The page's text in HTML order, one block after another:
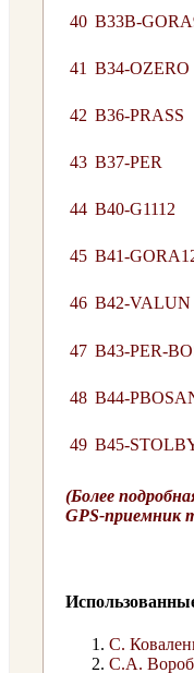
40 B33B-
41 B34-OZERO
42 B36-PRASS
43 B37-PER
44 B40-G1112
45 B41-
46 B42-VALUN
47 B43-PER-
48 B44-
49 B45-
(Более
GPS-приемник
С.
С.А.